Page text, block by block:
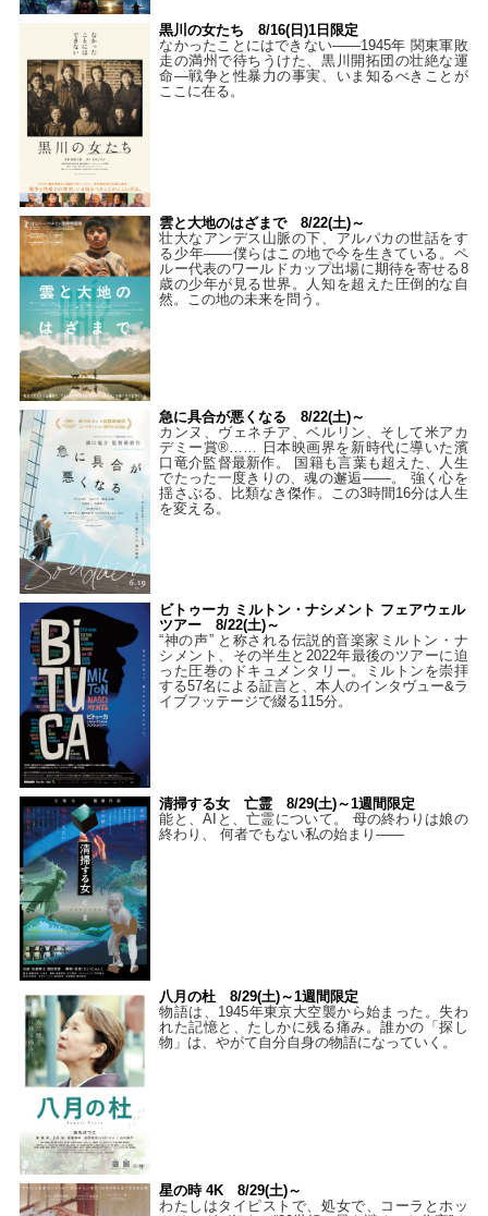
黒川の女たち 8/16(日)1日限定
なかったことにはできない——1945年 関東軍敗
走の満州で待ちうけた、黒川開拓団の壮絶な運
命―戦争と性暴力の事実、いま知るべきことが
ここに在る。
雲と大地のはざまで 8/22(土)～
壮大なアンデス山脈の下、アルパカの世話をす
る少年――僕らはこの地で今を生きている。ペ
ルー代表のワールドカップ出場に期待を寄せる8
歳の少年が見る世界。人知を超えた圧倒的な自
然。この地の未来を問う。
急に具合が悪くなる 8/22(土)～
カンヌ、ヴェネチア、ベルリン、そして米アカ
デミー賞®…… 日本映画界を新時代に導いた濱
口竜介監督最新作。 国籍も言葉も超えた、人生
でたった一度きりの、魂の邂逅――。 強く心を
揺さぶる、比類なき傑作。この3時間16分は人生
を変える。
ビトゥーカ ミルトン・ナシメント フェアウェル
ツアー 8/22(土)～
“神の声” と称される伝説的音楽家ミルトン・ナ
シメント、その半生と2022年最後のツアーに迫
った圧巻のドキュメンタリー。ミルトンを崇拝
する57名による証言と、本人のインタヴュー&ラ
イブフッテージで綴る115分。
清掃する女 亡霊 8/29(土)～1週間限定
能と、AIと、亡霊について。 母の終わりは娘の
終わり、 何者でもない私の始まり――
八月の杜 8/29(土)～1週間限定
物語は、1945年東京大空襲から始まった。失わ
れた記憶と、たしかに残る痛み。誰かの「探し
物」は、やがて自分自身の物語になっていく。
星の時 4K 8/29(土)～
わたしはタイピストで、処⼥で、コーラとホッ